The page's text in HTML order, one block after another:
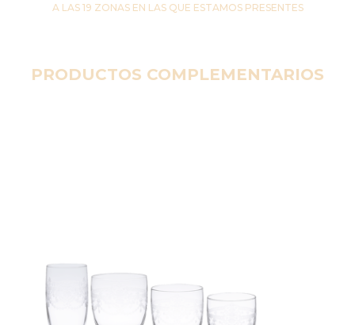
A LAS 19 ZONAS EN LAS QUE ESTAMOS PRESENTES
PRODUCTOS COMPLEMENTARIOS